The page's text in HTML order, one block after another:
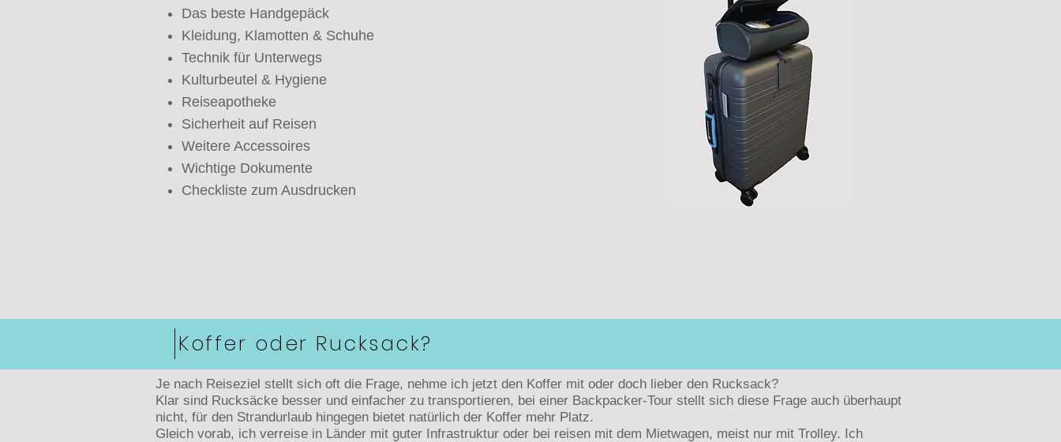
Das beste Handgepäck
Kleidung, Klamotten & Schuhe
Technik für Unterwegs
Kulturbeutel & Hygiene
Reiseapotheke
Sicherheit auf Reisen
Weitere Accessoires
Wichtige Dokumente
Checkliste zum Ausdrucken
Koffer oder Rucksack?
Je nach Reiseziel stellt sich oft die Frage, nehme ich jetzt den Koffer mit oder doch lieber den Rucksack?
Klar sind Rucksäcke besser und einfacher zu transportieren, bei einer Backpacker-Tour stellt sich diese Frage auch überhaupt
nicht, für den Strandurlaub hingegen bietet natürlich der Koffer mehr Platz.
Gleich vorab, ich verreise in Länder mit guter Infrastruktur oder bei reisen mit dem Mietwagen, meist nur mit Trolley. Ich